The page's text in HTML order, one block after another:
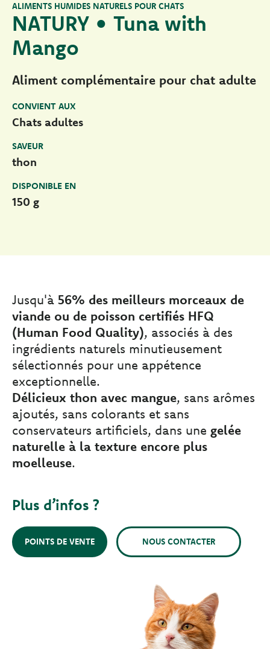
NATURY • Tuna with
Mango
ALIMENTS HUMIDES NATURELS POUR CHATS
Aliment complémentaire pour chat adulte
CONVIENT AUX
Chats adultes
SAVEUR
thon
DISPONIBLE EN
150 g
Jusqu'à 56% des meilleurs morceaux de
viande ou de poisson certifiés HFQ
(Human Food Quality), associés à des
ingrédients naturels minutieusement
sélectionnés pour une appétence
exceptionnelle.
Délicieux thon avec mangue, sans arômes
ajoutés, sans colorants et sans
conservateurs artificiels, dans une gelée
naturelle à la texture encore plus
moelleuse.
Plus d’infos ?
POINTS DE VENTE NOUS CONTACTER